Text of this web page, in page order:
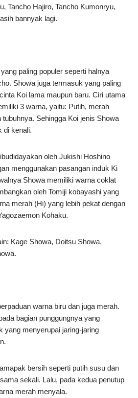
Tancho Hajiro, Tancho Kumonryu,
bannyak lagi.
paling populer seperti halnya
Showa juga termasuk yang paling
Koi lama maupun baru. Ciri utama
3 warna, yaitu: Putih, merah
Sehingga Koi jenis Showa
di kenali.
oleh Jukishi Hoshino
menggunakan pasangan induk Ki
Showa memiliki warna coklat
oleh Tomiji kobayashi yang
merah (Hi) yang lebih pekat dengan
Kohaku.
Kage Showa, Doitsu Showa,
warna biru dan juga merah.
bagian punggungnya yang
yang menyerupai jaring-jaring
bersih seperti putih susu dan
sekali. Lalu, pada kedua penutup
merah menyala.